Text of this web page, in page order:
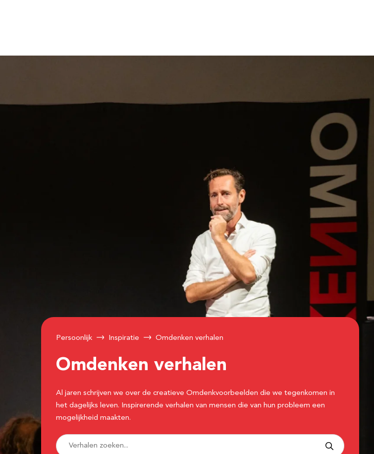
Persoonlijk Inspiratie Omdenken verhalen
Omdenken verhalen
Al jaren schrijven we over de creatieve Omdenkvoorbeelden die we tegenkomen in
het dagelijks leven. Inspirerende verhalen van mensen die van hun probleem een
mogelijkheid maakten.